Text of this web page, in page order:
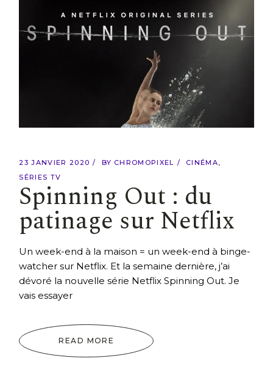
23 JANVIER 2020 BY CHROMOPIXEL
CINÉMA
SÉRIES TV
Spinning Out : du
patinage sur Netflix
Un week-end à la maison = un week-end à binge-
watcher sur Netflix. Et la semaine dernière, j’ai
dévoré la nouvelle série Netflix Spinning Out. Je
vais essayer
READ MORE